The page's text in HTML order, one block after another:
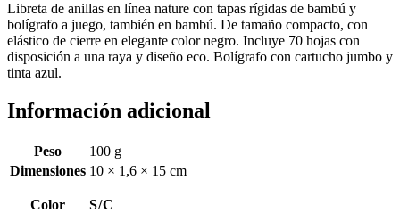
Libreta de anillas en línea nature con tapas rígidas de bambú y
bolígrafo a juego, también en bambú. De tamaño compacto, con
elástico de cierre en elegante color negro. Incluye 70 hojas con
disposición a una raya y diseño eco. Bolígrafo con cartucho jumbo y
tinta azul.
Información adicional
Peso
100 g
Dimensiones 10 × 1,6 × 15 cm
Color S/C